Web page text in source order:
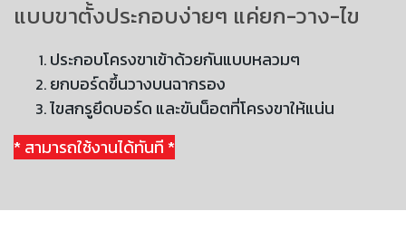
แบบขาตั้งประกอบง่ายๆ แค่ยก-วาง-ไข
ประกอบโครงขาเข้าด้วยกันแบบหลวมๆ
ยกบอร์ดขึ้นวางบนฉากรอง
ไขสกรูยึดบอร์ด และขันน็อตที่โครงขาให้แน่น
* สามารถใช้งานได้ทันที *